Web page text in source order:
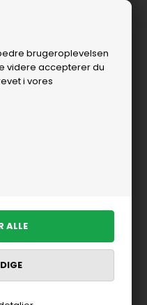
brugeroplevelsen
videre accepterer du
i vores